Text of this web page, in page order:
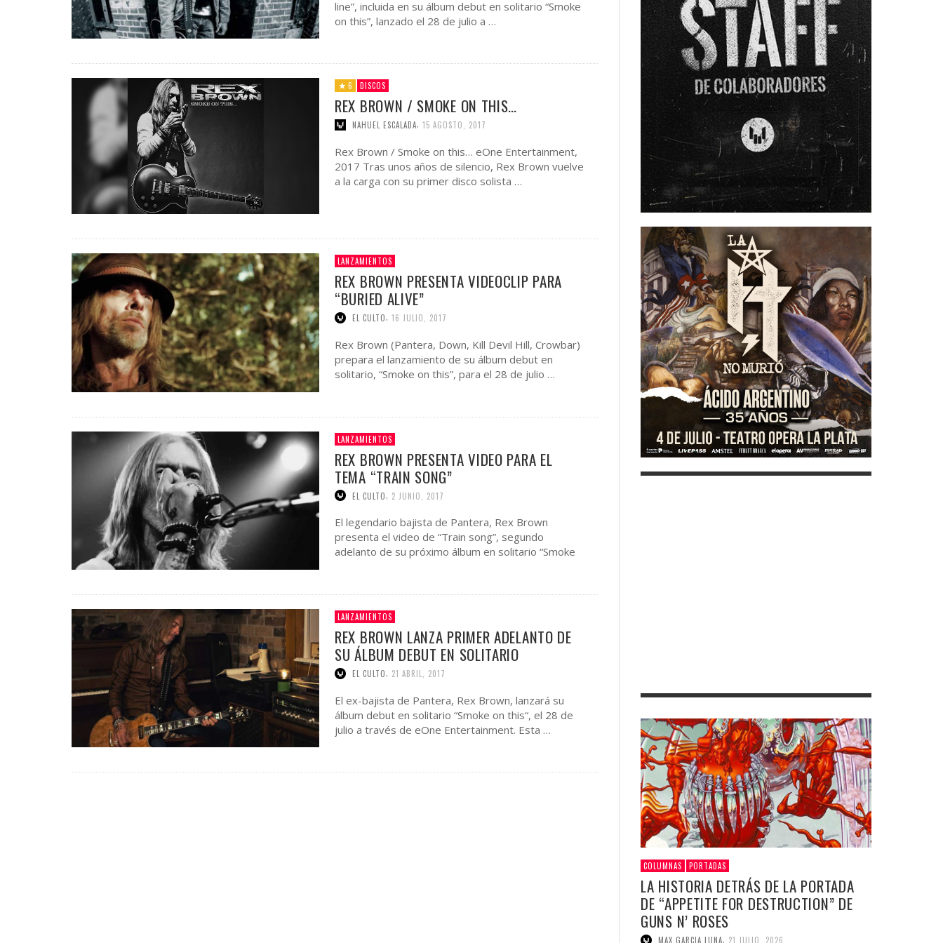
line”, incluida en su álbum debut en solitario “Smoke
on this”, lanzado el 28 de julio a …
6 DISCOS
REX BROWN / SMOKE ON THIS…
NAHUEL ESCALADA, 15 AGOSTO, 2017
Rex Brown / Smoke on this… eOne Entertainment,
2017 Tras unos años de silencio, Rex Brown vuelve
a la carga con su primer disco solista …
LANZAMIENTOS
REX BROWN PRESENTA VIDEOCLIP PARA
“BURIED ALIVE”
EL CULTO, 16 JULIO, 2017
Rex Brown (Pantera, Down, Kill Devil Hill, Crowbar)
prepara el lanzamiento de su álbum debut en
solitario, “Smoke on this”, para el 28 de julio …
LANZAMIENTOS
REX BROWN PRESENTA VIDEO PARA EL
TEMA “TRAIN SONG”
EL CULTO 2 JUNIO, 2017
El legendario bajista de Pantera, Rex Brown
presenta el video de “Train song”, segundo
adelanto de su próximo álbum en solitario “Smoke
LANZAMIENTOS
REX BROWN LANZA PRIMER ADELANTO DE
SU ÁLBUM DEBUT EN SOLITARIO
EL CULTO 21 ABRIL, 2017
El ex-bajista de Pantera, Rex Brown, lanzará su
álbum debut en solitario “Smoke on this“, el 28 de
julio a través de eOne Entertainment. Esta …
COLUMNAS PORTADAS
LA HISTORIA DETRÁS DE LA PORTADA
DE “APPETITE FOR DESTRUCTION” DE
GUNS N’ ROSES
MAX GARCIA LUNA, 21 JULIO, 2026